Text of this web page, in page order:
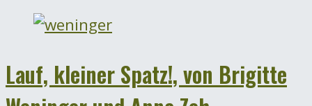
Lauf, kleiner Spatz!, von Brigitte